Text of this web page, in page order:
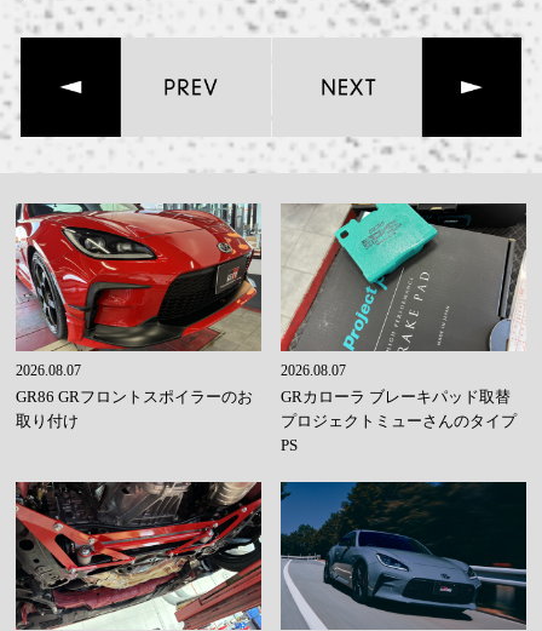
2026.08.07
GR86 GRフロントスポイラーのお
取り付け
2026.08.07
GRカローラ ブレーキパッド取替
プロジェクトミューさんのタイプ
PS